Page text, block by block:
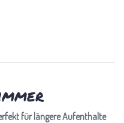
für längere Aufenthalte